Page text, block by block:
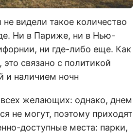
видели такое количество
Ни в Париже, ни в Нью-
ни где-либо еще. Как
связано с политикой
и наличием ночн
желающих: однако, днем
не могут, поэтому приходят
доступные места: парки,